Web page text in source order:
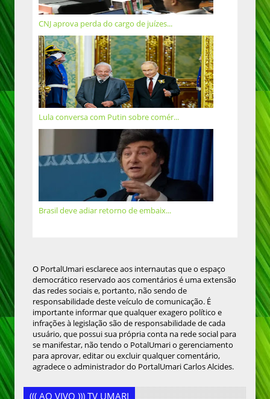
CNJ aprova perda do cargo de juízes...
Lula conversa com Putin sobre comér...
Brasil deve adiar retorno de embaix...
O PortalUmari esclarece aos internautas que o espaço
democrático reservado aos comentários é uma extensão
das redes sociais e, portanto, não sendo de
responsabilidade deste veículo de comunicação. É
importante informar que qualquer exagero político e
infrações à legislação são de responsabilidade de cada
usuário, que possui sua própria conta na rede social para
se manifestar, não tendo o PotalUmari o gerenciamento
para aprovar, editar ou excluir qualquer comentário,
agradece o administrador do PortalUmari Carlos Alcides.
((( AO VIVO ))) TV UMARI